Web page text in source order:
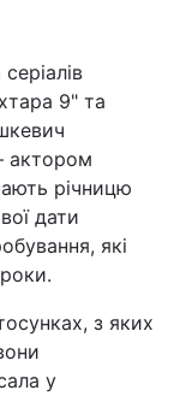
9" та
актором
річницю
дати
які
з яких
у